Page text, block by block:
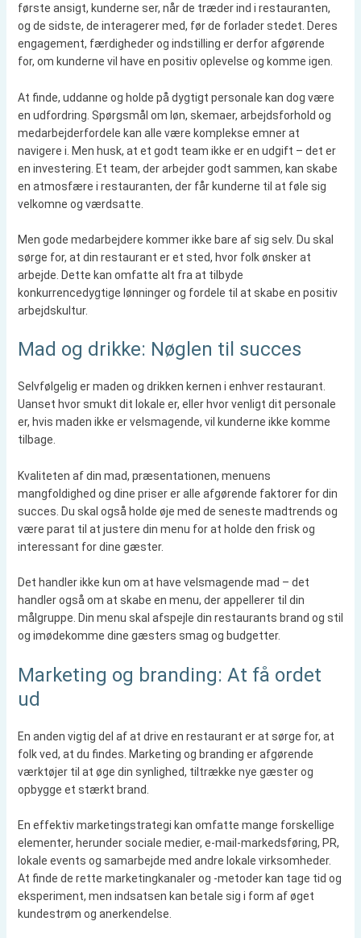
første ansigt, kunderne ser, når de træder ind i restauranten,
og de sidste, de interagerer med, før de forlader stedet. Deres
engagement, færdigheder og indstilling er derfor afgørende
for, om kunderne vil have en positiv oplevelse og komme igen.
At finde, uddanne og holde på dygtigt personale kan dog være
en udfordring. Spørgsmål om løn, skemaer, arbejdsforhold og
medarbejderfordele kan alle være komplekse emner at
navigere i. Men husk, at et godt team ikke er en udgift – det er
en investering. Et team, der arbejder godt sammen, kan skabe
en atmosfære i restauranten, der får kunderne til at føle sig
velkomne og værdsatte.
Men gode medarbejdere kommer ikke bare af sig selv. Du skal
sørge for, at din restaurant er et sted, hvor folk ønsker at
arbejde. Dette kan omfatte alt fra at tilbyde
konkurrencedygtige lønninger og fordele til at skabe en positiv
arbejdskultur.
Mad og drikke: Nøglen til succes
Selvfølgelig er maden og drikken kernen i enhver restaurant.
Uanset hvor smukt dit lokale er, eller hvor venligt dit personale
er, hvis maden ikke er velsmagende, vil kunderne ikke komme
tilbage.
Kvaliteten af din mad, præsentationen, menuens
mangfoldighed og dine priser er alle afgørende faktorer for din
succes. Du skal også holde øje med de seneste madtrends og
være parat til at justere din menu for at holde den frisk og
interessant for dine gæster.
Det handler ikke kun om at have velsmagende mad – det
handler også om at skabe en menu, der appellerer til din
målgruppe. Din menu skal afspejle din restaurants brand og stil
og imødekomme dine gæsters smag og budgetter.
Marketing og branding: At få ordet
ud
En anden vigtig del af at drive en restaurant er at sørge for, at
folk ved, at du findes. Marketing og branding er afgørende
værktøjer til at øge din synlighed, tiltrække nye gæster og
opbygge et stærkt brand.
En effektiv marketingstrategi kan omfatte mange forskellige
elementer, herunder sociale medier, e-mail-markedsføring, PR,
lokale events og samarbejde med andre lokale virksomheder.
At finde de rette marketingkanaler og -metoder kan tage tid og
eksperiment, men indsatsen kan betale sig i form af øget
kundestrøm og anerkendelse.